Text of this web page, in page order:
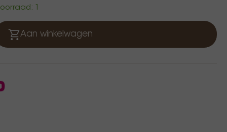
1
Aan winkelwagen